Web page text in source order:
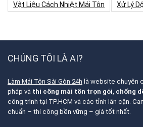
Vật Liệu Cách Nhiệt Mái Tôn
Xử Lý
CHÚNG TÔI LÀ AI?
Làm Mái Tôn Sài Gòn 24h là website chuyên
pháp và thi công mái tôn trọn gói, chống
công trình tại TP.HCM và các tỉnh lân cận.
chuẩn – thi công bền vững – giá tốt nhất.